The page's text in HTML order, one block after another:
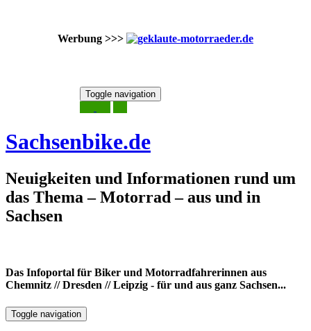
Werbung >>>
Toggle navigation
Sachsenbike.de
Neuigkeiten und Informationen rund um
das Thema – Motorrad – aus und in
Sachsen
Das Infoportal für Biker und Motorradfahrerinnen aus
Chemnitz // Dresden // Leipzig - für und aus ganz Sachsen...
Toggle navigation